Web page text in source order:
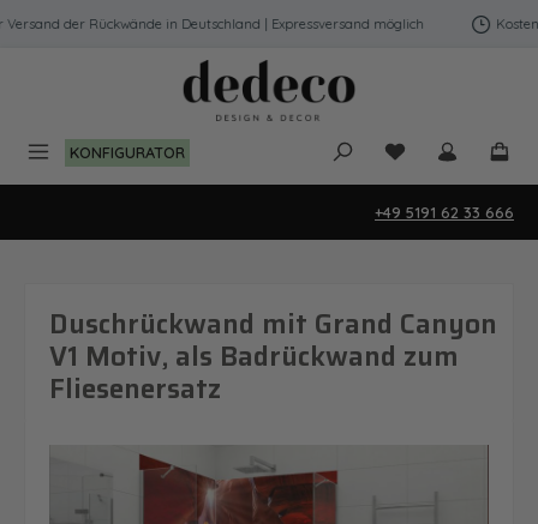
Zum Hauptinhalt springen
der Rückwände in Deutschland | Expressversand möglich
KONFIGURATOR Du hast 0
+49 5191 62 33 666
Duschrückwand mit Grand Canyon
V1 Motiv, als Badrückwand zum
Fliesenersatz
Bildergalerie überspringen